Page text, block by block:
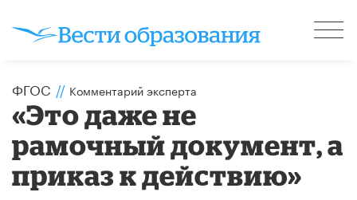
ФГОС // Комментарий эксперта
«Это даже не
рамочный документ, а
приказ к действию»